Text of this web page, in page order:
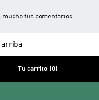
mucho tus comentarios.
arriba
Tu carrito (0)